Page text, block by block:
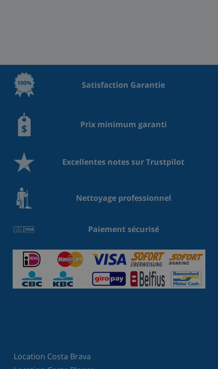
Satisfaction Garantie
Prix minimum garanti
Excellentes notes sur Trustpilot
Nettoyage professionnel
Paiement sécurisé
Location Costa Brava